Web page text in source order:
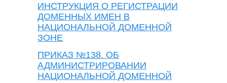
ИНСТРУКЦИЯ О РЕГИСТРАЦИИ
ДОМЕННЫХ ИМЕН В
НАЦИОНАЛЬНОЙ ДОМЕННОЙ
ЗОНЕ
ПРИКАЗ №138. ОБ
АДМИНИСТРИРОВАНИИ
НАЦИОНАЛЬНОЙ ДОМЕННОЙ